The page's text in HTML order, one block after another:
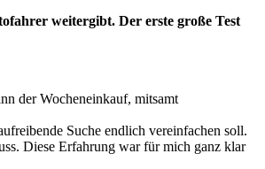
weitergibt. Der erste große Test
der Wocheneinkauf, mitsamt
Suche endlich vereinfachen soll.
Diese Erfahrung war für mich ganz klar